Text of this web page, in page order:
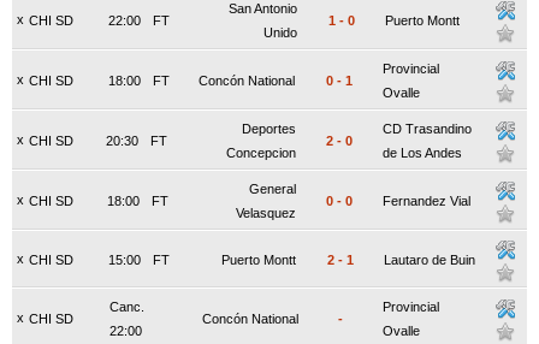
x CHI SD FT
22:00
San Antonio
Unido
1 - 0 Puerto Montt
x CHI SD FT
18:00 Concón National 0 - 1
Provincial
Ovalle
x CHI SD FT
20:30
Deportes
Concepcion
2 - 0
CD Trasandino
de Los Andes
x CHI SD FT
18:00
General
Velasquez
0 - 0 Fernandez Vial
x CHI SD FT
15:00 Puerto Montt 2 - 1 Lautaro de Buin
x CHI SD
Canc.
22:00
Concón National -
Provincial
Ovalle